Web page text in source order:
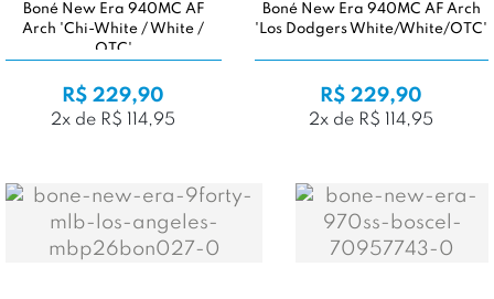
Boné New Era 940MC AF
Arch 'Chi-White / White /
OTC'
R$ 229,90
2x de R$ 114,95
Boné New Era 940MC AF Arch
'Los Dodgers White/White/OTC'
R$ 229,90
2x de R$ 114,95